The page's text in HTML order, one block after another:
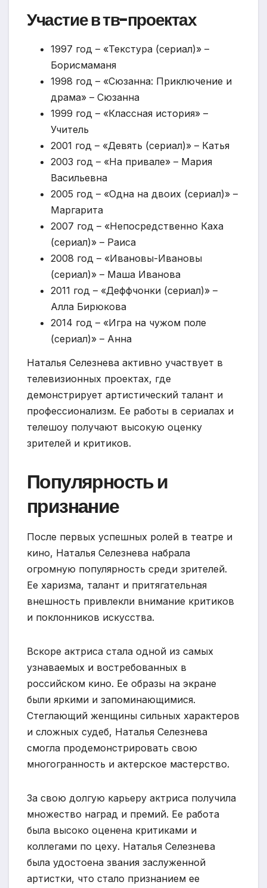
Участие в тв-проектах
1997 год – «Текстура (сериал)» –
Борисмаманя
1998 год – «Сюзанна: Приключение и
драма» – Сюзанна
1999 год – «Классная история» –
Учитель
2001 год – «Девять (сериал)» – Катья
2003 год – «На привале» – Мария
Васильевна
2005 год – «Одна на двоих (сериал)» –
Маргарита
2007 год – «Непосредственно Каха
(сериал)» – Раиса
2008 год – «Ивановы-Ивановы
(сериал)» – Маша Иванова
2011 год – «Деффчонки (сериал)» –
Алла Бирюкова
2014 год – «Игра на чужом поле
(сериал)» – Анна
Наталья Селезнева активно участвует в
телевизионных проектах, где
демонстрирует артистический талант и
профессионализм. Ее работы в сериалах и
телешоу получают высокую оценку
зрителей и критиков.
Популярность и
признание
После первых успешных ролей в театре и
кино, Наталья Селезнева набрала
огромную популярность среди зрителей.
Ее харизма, талант и притягательная
внешность привлекли внимание критиков
и поклонников искусства.
Вскоре актриса стала одной из самых
узнаваемых и востребованных в
российском кино. Ее образы на экране
были яркими и запоминающимися.
Стеглающий женщины сильных характеров
и сложных судеб, Наталья Селезнева
смогла продемонстрировать свою
многогранность и актерское мастерство.
За свою долгую карьеру актриса получила
множество наград и премий. Ее работа
была высоко оценена критиками и
коллегами по цеху. Наталья Селезнева
была удостоена звания заслуженной
артистки, что стало признанием ее